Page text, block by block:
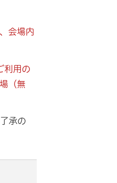
会場内
利用の
（無
承の